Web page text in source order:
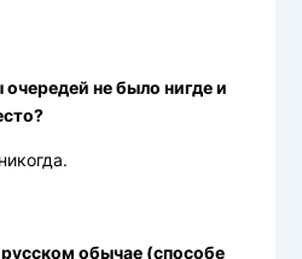
не было нигде и
обычае (способе